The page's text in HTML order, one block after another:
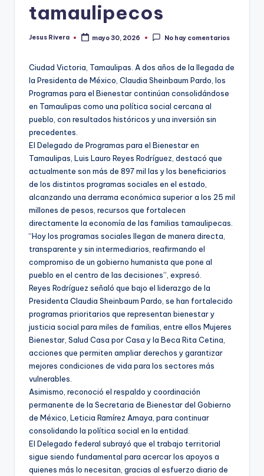
tamaulipecos
Publicado
Jesus Rivera mayo 30, 2026 No hay comentarios
Ciudad Victoria, Tamaulipas. A dos años de la llegada de
la Presidenta de México, Claudia Sheinbaum Pardo, los
Programas para el Bienestar continúan consolidándose
en Tamaulipas como una política social cercana al
pueblo, con resultados históricos y una inversión sin
precedentes.
El Delegado de Programas para el Bienestar en
Tamaulipas, Luis Lauro Reyes Rodríguez, destacó que
actualmente son más de 897 mil las y los beneficiarios
de los distintos programas sociales en el estado,
alcanzando una derrama económica superior a los 25 mil
millones de pesos, recursos que fortalecen
directamente la economía de las familias tamaulipecas.
“Hoy los programas sociales llegan de manera directa,
transparente y sin intermediarios, reafirmando el
compromiso de un gobierno humanista que pone al
pueblo en el centro de las decisiones”, expresó.
Reyes Rodríguez señaló que bajo el liderazgo de la
Presidenta Claudia Sheinbaum Pardo, se han fortalecido
programas prioritarios que representan bienestar y
justicia social para miles de familias, entre ellos Mujeres
Bienestar, Salud Casa por Casa y la Beca Rita Cetina,
acciones que permiten ampliar derechos y garantizar
mejores condiciones de vida para los sectores más
vulnerables.
Asimismo, reconoció el respaldo y coordinación
permanente de la Secretaria de Bienestar del Gobierno
de México, Leticia Ramírez Amaya, para continuar
consolidando la política social en la entidad.
El Delegado federal subrayó que el trabajo territorial
sigue siendo fundamental para acercar los apoyos a
quienes más lo necesitan, gracias al esfuerzo diario de